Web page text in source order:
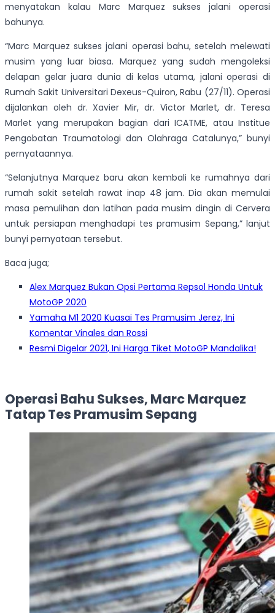
menyatakan kalau Marc Marquez sukses jalani operasi
bahunya.
“Marc Marquez sukses jalani operasi bahu, setelah melewati
musim yang luar biasa. Marquez yang sudah mengoleksi
delapan gelar juara dunia di kelas utama, jalani operasi di
Rumah Sakit Universitari Dexeus-Quiron, Rabu (27/11). Operasi
dijalankan oleh dr. Xavier Mir, dr. Victor Marlet, dr. Teresa
Marlet yang merupakan bagian dari ICATME, atau Institue
Pengobatan Traumatologi dan Olahraga Catalunya,” bunyi
pernyataannya.
“Selanjutnya Marquez baru akan kembali ke rumahnya dari
rumah sakit setelah rawat inap 48 jam. Dia akan memulai
masa pemulihan dan latihan pada musim dingin di Cervera
untuk persiapan menghadapi tes pramusim Sepang,” lanjut
bunyi pernyataan tersebut.
Baca juga;
Alex Marquez Bukan Opsi Pertama Repsol Honda Untuk
MotoGP 2020
Yamaha M1 2020 Kuasai Tes Pramusim Jerez, Ini
Komentar Vinales dan Rossi
Resmi Digelar 2021, Ini Harga Tiket MotoGP Mandalika!
Operasi Bahu Sukses, Marc Marquez
Tatap Tes Pramusim Sepang